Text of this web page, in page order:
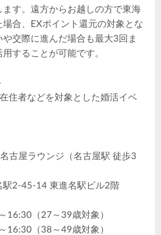
す。遠方からお越しの方で東海
合、EXポイント還元の対象とな
交際に進んだ場合も最大3回ま
することが可能です。
住者などを対象とした婚活イベ
古屋ラウンジ（名古屋駅 徒歩3
駅2-45-14 東進名駅ビル2階
16:30（27～39歳対象）
16:30（38～49歳対象）